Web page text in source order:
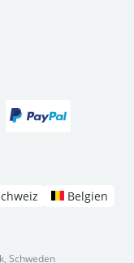
Belgien
Schweden